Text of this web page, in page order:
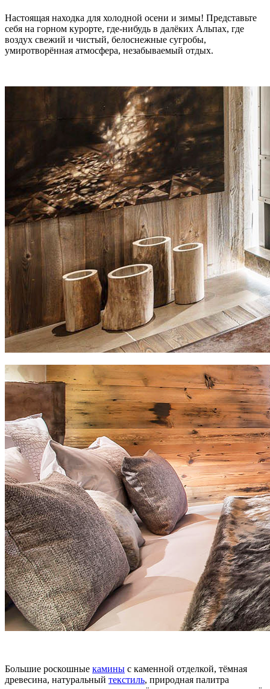
Настоящая находка для холодной осени и зимы! Представьте
себя на горном курорте, где-нибудь в далёких Альпах, где
воздух свежий и чистый, белоснежные сугробы,
умиротворённая атмосфера, незабываемый отдых.
Большие роскошные камины с каменной отделкой, тёмная
древесина, натуральный текстиль, природная палитра